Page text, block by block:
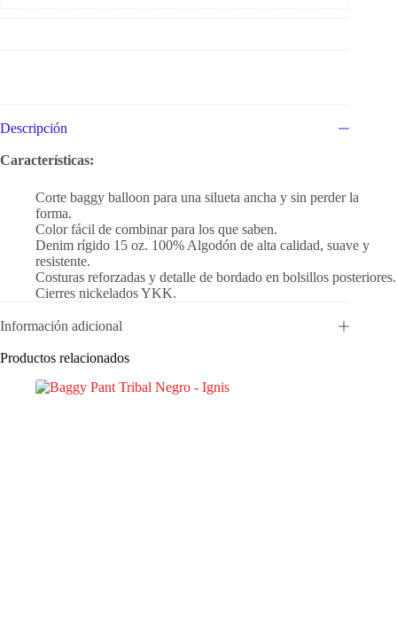
Descripción
Características:
Corte baggy balloon para una silueta ancha y sin perder la
forma.
Color fácil de combinar para los que saben.
Denim rígido 15 oz. 100% Algodón de alta calidad, suave y
resistente.
Costuras reforzadas y detalle de bordado en bolsillos posteriores.
Cierres nickelados YKK.
Información adicional
Productos relacionados